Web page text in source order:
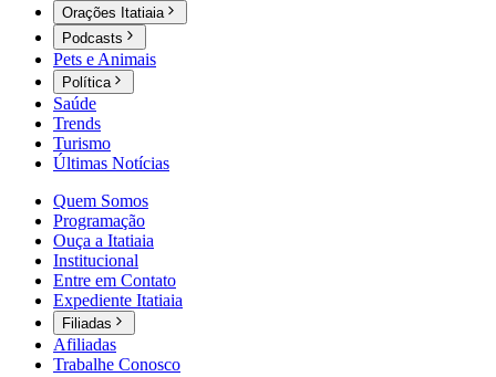
Orações Itatiaia
Podcasts
Pets e Animais
Política
Saúde
Trends
Turismo
Últimas Notícias
Quem Somos
Programação
Ouça a Itatiaia
Institucional
Entre em Contato
Expediente Itatiaia
Filiadas
Afiliadas
Trabalhe Conosco